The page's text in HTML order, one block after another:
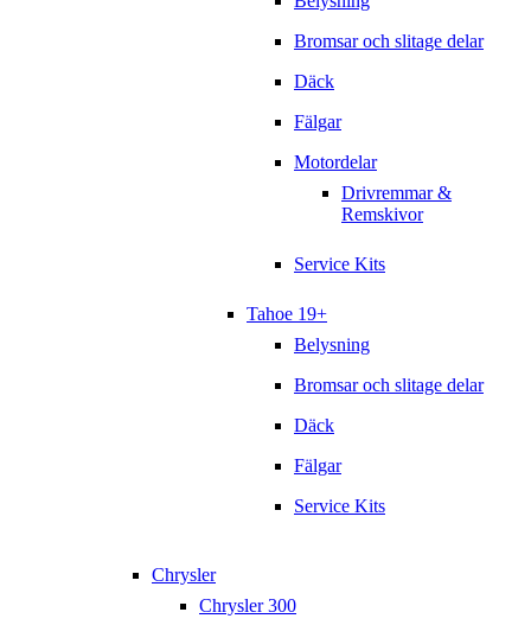
Bromsar och slitage delar
Däck
Fälgar
Motordelar
Drivremmar &
Remskivor
Service Kits
Tahoe 19+
Belysning
Bromsar och slitage delar
Däck
Fälgar
Service Kits
Chrysler
Chrysler 300